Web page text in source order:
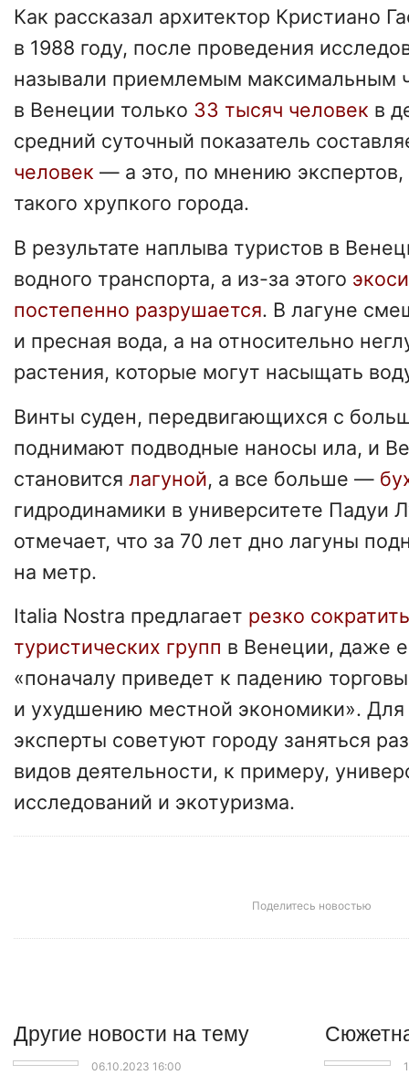
Как рассказал архитектор Кристиано
в 1988 году, после проведения
называли приемлемым максимальным
в Венеции только 33 тысяч человек в
средний суточный показатель
человек — а это, по мнению
такого хрупкого города.
В результате наплыва туристов в
водного транспорта, а из-за этого
постепенно разрушается. В лагуне
и пресная вода, а на относительно
растения, которые могут насыщать
Винты суден, передвигающихся с
поднимают подводные наносы ила, и
становится лагуной, а все больше —
гидродинамики в университете Падуи
отмечает, что за 70 лет дно лагуны
на метр.
Italia Nostra предлагает резко
туристических групп в Венеции, даже
«поначалу приведет к падению
и ухудшению местной экономики».
эксперты советуют городу заняться
видов деятельности, к примеру,
исследований и экотуризма.
Поделитесь новостью
Другие новости на тему
06.10.2023 16:00